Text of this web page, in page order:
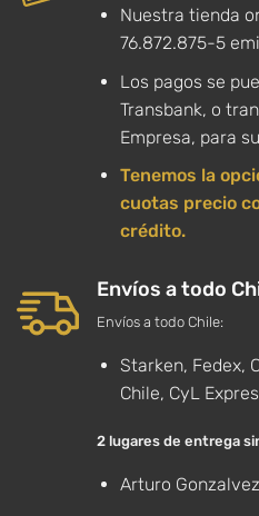
Nuestra tienda
76.872.875-5
Los pagos se
Transbank, o
Empresa, para
Tenemos la
cuotas precio
crédito.
Envíos a todo
Envíos a todo Chile:
Starken, Fedex,
Chile, CyL
2 lugares de entrega
Arturo